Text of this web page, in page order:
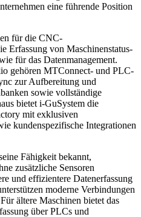
eine führende Position
für die CNC-
Erfassung von Maschinenstatus-
für das Datenmanagement.
gehören MTConnect- und PLC-
zur Aufbereitung und
sowie vollständige
bietet i-GuSystem die
mit exklusiven
kundenspezifische Integrationen
Fähigkeit bekannt,
zusätzliche Sensoren
und effizientere Datenerfassung
moderne Verbindungen
ältere Maschinen bietet das
über PLCs und